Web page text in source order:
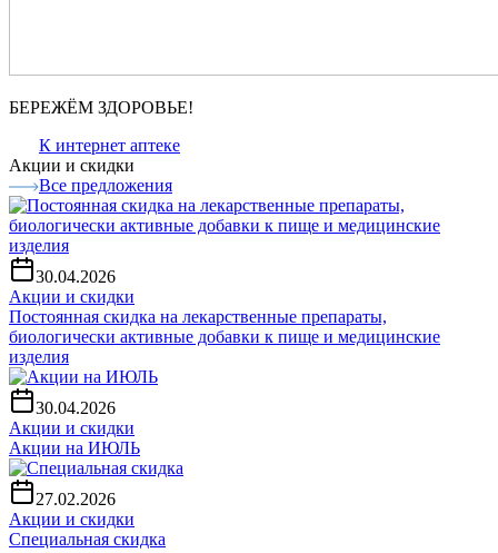
БЕРЕЖЁМ ЗДОРОВЬЕ!
К интернет аптеке
Акции и скидки
Все предложения
30.04.2026
Акции и скидки
Постоянная скидка на лекарственные препараты,
биологически активные добавки к пище и медицинские
изделия
30.04.2026
Акции и скидки
Акции на ИЮЛЬ
27.02.2026
Акции и скидки
Специальная скидка